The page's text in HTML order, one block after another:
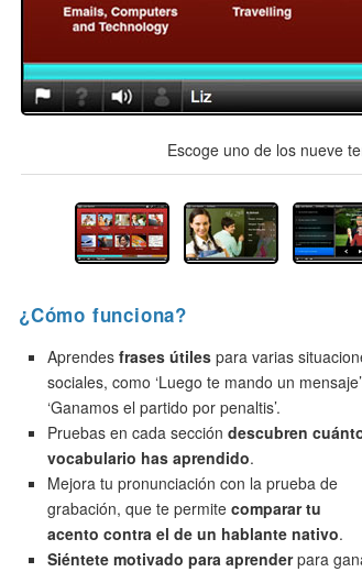
Escoge uno de los nueve
¿Cómo funciona?
Aprendes frases útiles para varias
sociales, como ‘Luego te mando un
‘Ganamos el partido por penaltis’.
Pruebas en cada sección descubren
vocabulario has aprendido.
Mejora tu pronunciación con la prueba de
grabación, que te permite comparar tu
acento contra el de un hablante nativo.
Siéntete motivado para aprenderpara